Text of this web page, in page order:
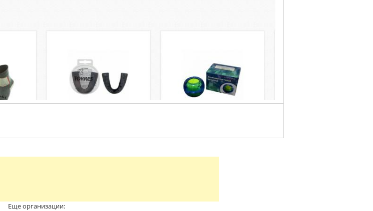
Еще организации: